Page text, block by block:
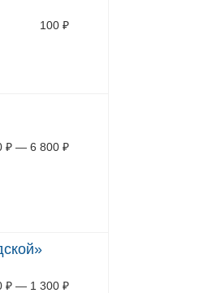
100 ₽
₽ — 6 800 ₽
₽ — 1 300 ₽